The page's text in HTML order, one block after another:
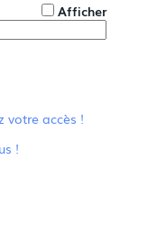
Afficher
votre accès !
!